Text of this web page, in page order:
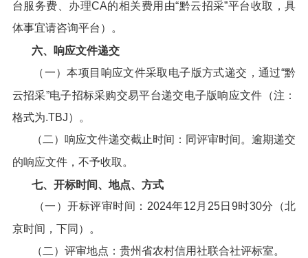
台服务费、办理CA的相关费用由“黔云招采”平台收取，具
体事宜请咨询平台）。
六、响应文件递交
（一）本项目响应文件采取电子版方式递交，通过“黔
云招采”电子招标采购交易平台递交电子版响应文件（注：
格式为.TBJ）。
（二）响应文件递交截止时间：同评审时间。逾期递交
的响应文件，不予收取。
七、开标时间、地点、方式
（一）开标评审时间：2024年12月25日9时30分（北
京时间，下同）。
（二）评审地点：贵州省农村信用社联合社评标室。